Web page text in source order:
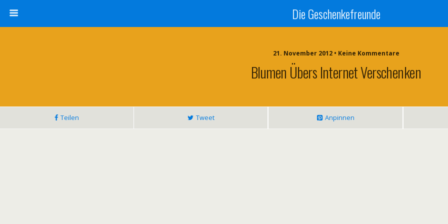
Die Geschenkefreunde
21. November 2012 • Keine Kommentare
Blumen Übers Internet Verschenken
Teilen Tweet Anpinnen